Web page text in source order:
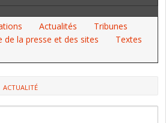
Actualités
Tribunes
de la presse et des sites
Textes
ACTUALITÉ